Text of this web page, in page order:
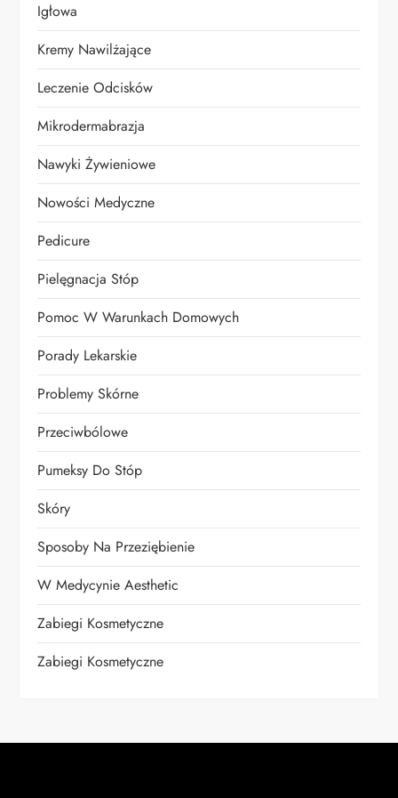
Igłowa
Kremy Nawilżające
Leczenie Odcisków
Mikrodermabrazja
Nawyki Żywieniowe
Nowości Medyczne
Pedicure
Pielęgnacja Stóp
Pomoc W Warunkach Domowych
Porady Lekarskie
Problemy Skórne
Przeciwbólowe
Pumeksy Do Stóp
Skóry
Sposoby Na Przeziębienie
W Medycynie Aesthetic
Zabiegi Kosmetyczne
Zabiegi Kosmetyczne